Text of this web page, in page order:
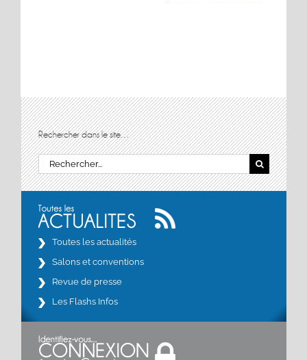
Rechercher dans le site…
Rechercher:
Toutes les actualités
Salons et conventions
Revue de presse
Les Flashs Infos